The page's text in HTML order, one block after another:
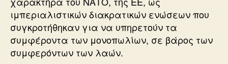
ιμπεριαλιστικών διακρατικών ενώσεων που
συγκροτήθηκαν για να υπηρετούν τα
συμφέροντα των μονοπωλίων, σε βάρος των
συμφερόντων των λαών.